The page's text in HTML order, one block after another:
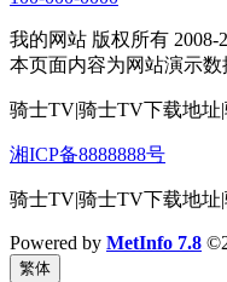
我的网站 版权所有 2008-
本页面内容为网站演示数
骑士TV|骑士TV下载地
湘ICP备8888888号
骑士TV|骑士TV下载地
Powered by MetInfo 7.8
繁体